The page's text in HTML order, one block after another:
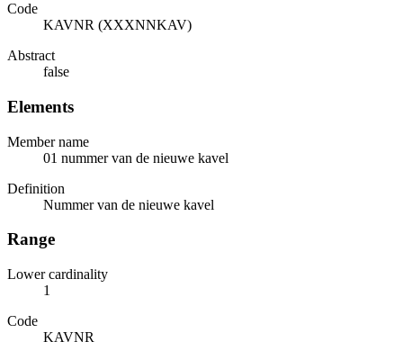
Code
KAVNR (XXXNNKAV)
Abstract
false
Elements
Member name
01 nummer van de nieuwe kavel
Definition
Nummer van de nieuwe kavel
Range
Lower cardinality
1
Code
KAVNR